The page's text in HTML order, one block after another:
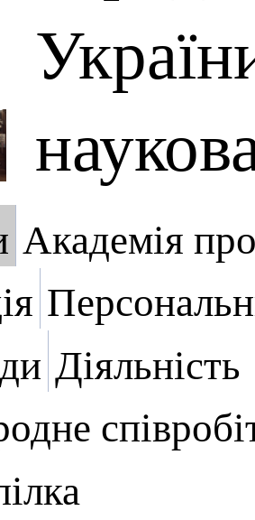
Академія
Діяльність